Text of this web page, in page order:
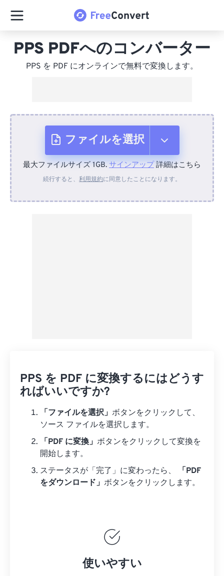
PPS PDFへのコンバーター
PPS を PDF にオンラインで無料で変換します。
ファイルを選択
デバイスから
最大ファイルサイズ 1GB. サインアップ詳細はこちら
続行すると、 利用規約に同意したことになります。
PPS を PDF に変換するにはどうす
ればいいですか?
「ファイルを選択」 ボタンをクリックして、
ソース ファイルを選択します。
「PDF に変換」 ボタンをクリックして変換を
開始します。
ステータスが「完了」に変わったら、
「PDF
をダウンロード」 ボタンをクリックします。
使いやすい